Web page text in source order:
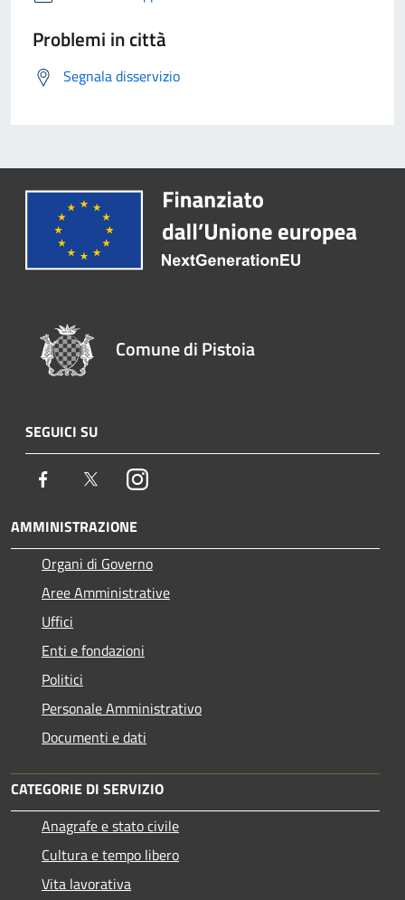
Problemi in città
Segnala disservizio
Comune di Pistoia
SEGUICI SU
Facebook TwitterInstagram
AMMINISTRAZIONE
Organi di Governo
Aree Amministrative
Uffici
Enti e fondazioni
Politici
Personale Amministrativo
Documenti e dati
CATEGORIE DI SERVIZIO
Anagrafe e stato civile
Cultura e tempo libero
Vita lavorativa